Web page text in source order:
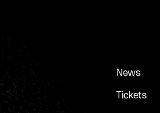
News
Tickets